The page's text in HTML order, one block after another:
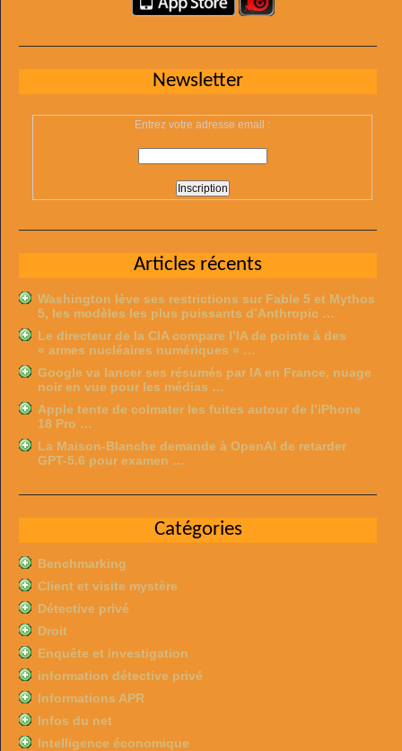
Newsletter
Entrez votre adresse email :
Articles récents
Washington lève ses restrictions sur Fable 5 et Mythos
5, les modèles les plus puissants d’Anthropic …
Le directeur de la CIA compare l’IA de pointe à des
« armes nucléaires numériques » …
Google va lancer ses résumés par IA en France, nuage
noir en vue pour les médias …
Apple tente de colmater les fuites autour de l’iPhone
18 Pro …
La Maison-Blanche demande à OpenAI de retarder
GPT-5.6 pour examen …
Catégories
Benchmarking
Client et visite mystère
Détective privé
Droit
Enquête et investigation
information détective privé
Informations APR
Infos du net
Intelligence économique